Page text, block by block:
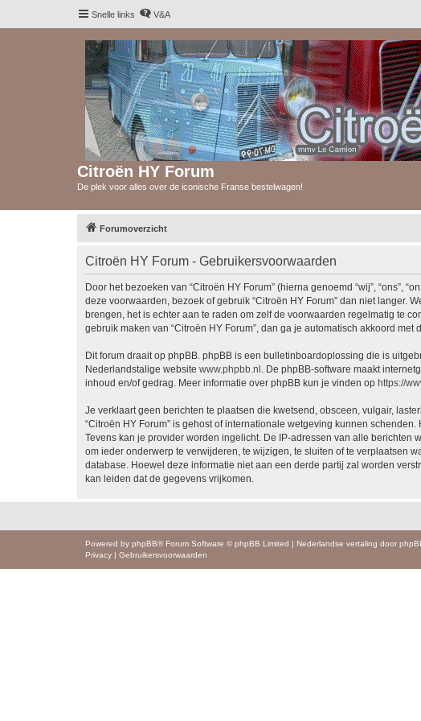
Snelle links V&A
Citroën HY Forum
De plek voor alles over de iconische Franse bestelwagen!
Forumoverzicht
Citroën HY Forum - Gebruikersvoorwaarden
Door het bezoeken van “Citroën HY Forum” (hierna genoemd “wij”, “ons”,
deze voorwaarden, bezoek of gebruik “Citroën HY Forum” dan niet langer.
brengen, het is echter aan te raden om zelf de voorwaarden regelmatig te
gebruik maken van “Citroën HY Forum”, dan ga je automatisch akkoord met
Dit forum draait op phpBB. phpBB is een bulletinboardoplossing die is
Nederlandstalige website www.phpbb.nl . De phpBB-software maakt
inhoud en/of gedrag. Meer informatie over phpBB kun je vinden op https://
Je verklaart geen berichten te plaatsen die kwetsend, obsceen, vulgair,
“Citroën HY Forum” is gehost of internationale wetgeving kunnen
Tevens kan je provider worden ingelicht. De IP-adressen van alle berichten
om ieder onderwerp te verwijderen, te wijzigen, te sluiten of te verplaatsen
database. Hoewel deze informatie niet aan een derde partij zal worden
kan leiden dat de gegevens vrijkomen.
Powered by phpBB® Forum Software © phpBB Limited | Nederlandse vertaling door
Privacy | Gebruikersvoorwaarden